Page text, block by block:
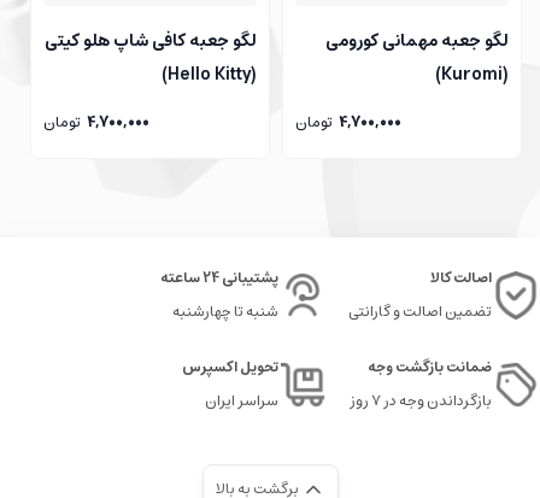
لگو جعبه مهمانی کورومی
(Kuromi)
4,700,000 تومان
لگو جعبه کافی شاپ هلو کیتی
(Hello Kitty)
4,700,000 تومان
اصالت کالا
تضمین اصالت و گارانتی
پشتیبانی 24 ساعته
شنبه تا چهارشنبه
ضمانت بازگشت وجه
بازگرداندن وجه در ۷ روز
تحویل اکسپرس
سراسر ایران
برگشت به بالا